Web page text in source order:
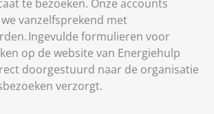
vanzelfsprekend met
Ingevulde formulieren voor
op de website van Energiehulp
doorgestuurd naar de organisatie
verzorgt.